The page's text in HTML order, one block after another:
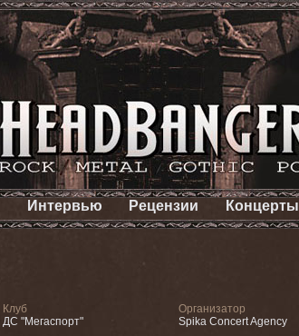
Интервью Рецензии Концерты
Клуб
ДС "Мегаспорт"
Организатор
Spika Concert Agency